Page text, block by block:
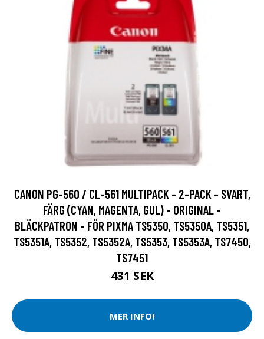
CANON PG-560 / CL-561 MULTIPACK - 2-PACK - SVART,
FÄRG (CYAN, MAGENTA, GUL) - ORIGINAL -
BLÄCKPATRON - FÖR PIXMA TS5350, TS5350A, TS5351,
TS5351A, TS5352, TS5352A, TS5353, TS5353A, TS7450,
TS7451
431 SEK
MER INFO!